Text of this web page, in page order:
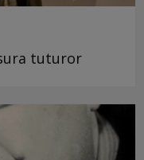
tuturor